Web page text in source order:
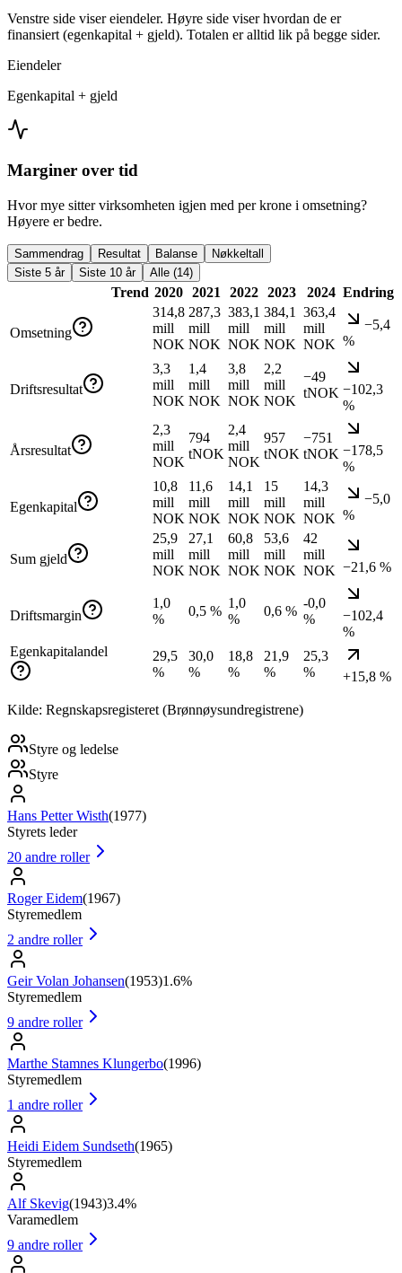
Venstre side viser eiendeler. Høyre side viser hvordan de er
finansiert (egenkapital + gjeld). Totalen er alltid lik på begge sider.
Eiendeler
Egenkapital + gjeld
Marginer over tid
Hvor mye sitter virksomheten igjen med per krone i omsetning?
Høyere er bedre.
Sammendrag Resultat Balanse
Nøkkeltall
Siste 5 år
Siste 10 år Alle (14)
Trend 2020 2021 2022 2023 2024 Endring
Omsetning
314,8
mill
NOK
287,3
mill
NOK
383,1
mill
NOK
384,1
mill
NOK
363,4
mill
NOK
−5,4
%
Driftsresultat
3,3
mill
NOK
1,4
mill
NOK
3,8
mill
NOK
2,2
mill
NOK
−49
tNOK −102,3
%
Årsresultat
2,3
mill
NOK
794
tNOK
2,4
mill
NOK
957
tNOK
−751
tNOK −178,5
%
Egenkapital
10,8
mill
NOK
11,6
mill
NOK
14,1
mill
NOK
15
mill
NOK
14,3
mill
NOK
−5,0
%
Sum gjeld
25,9
mill
NOK
27,1
mill
NOK
60,8
mill
NOK
53,6
mill
NOK
42
mill
NOK −21,6 %
Driftsmargin
1,0
%
0,5 %
1,0
%
0,6 %
-0,0
%
−102,4
%
Egenkapitalandel
29,5
%
30,0
%
18,8
%
21,9
%
25,3
%
+15,8 %
Kilde: Regnskapsregisteret (Brønnøysundregistrene)
Styre og ledelse
Styre
Hans Petter Wisth(1977)
Styrets leder
20 andre roller
Roger Eidem(1967)
Styremedlem
2 andre roller
Geir Volan Johansen(1953)1.6%
Styremedlem
9 andre roller
Marthe Stamnes Klungerbo(1996)
Styremedlem
1 andre roller
Heidi Eidem Sundseth(1965)
Styremedlem
Alf Skevig(1943)3.4%
Varamedlem
9 andre roller